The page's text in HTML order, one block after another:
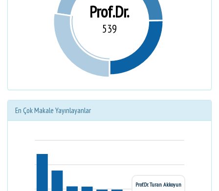
Prof.Dr.
539
En Çok Makale Yayınlayanlar
Prof.Dr. Turan Akkoyun